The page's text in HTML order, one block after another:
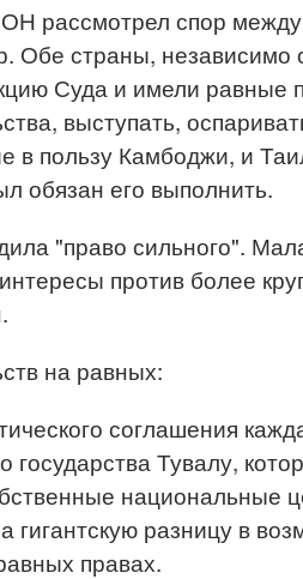
рассмотрел спор
Обе страны, независимо
Суда и имели равные
выступать,
в пользу Камбоджи, и
обязан его выполнить.
"право сильного".
против более
на равных:
соглашения
Тувалу,
национальные
разницу в
правах.